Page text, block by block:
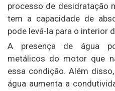
processo de desidratação
tem a capacidade de
pode levá-la para o interior
A presença de água
metálicos do motor que
essa condição. Além
água aumenta a